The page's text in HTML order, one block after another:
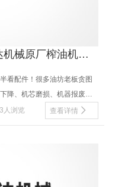
械原厂榨油机易
看配件！很多油坊老板贪图
降、机芯磨损、机器报废问
达机械全系......
人浏览 查看详情